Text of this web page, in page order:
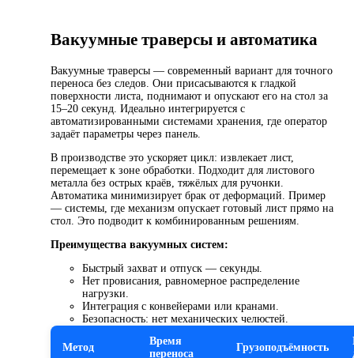
Вакуумные траверсы и автоматика
Вакуумные траверсы — современный вариант для точного
переноса без следов. Они присасываются к гладкой
поверхности листа, поднимают и опускают его на стол за
15–20 секунд. Идеально интегрируется с
автоматизированными системами хранения, где оператор
задаёт параметры через панель.
В производстве это ускоряет цикл: извлекает лист,
перемещает к зоне обработки. Подходит для листового
металла без острых краёв, тяжёлых для ручонки.
Автоматика минимизирует брак от деформаций. Пример
— системы, где механизм опускает готовый лист прямо на
стол. Это подводит к комбинированным решениям.
Преимущества вакуумных систем:
Быстрый захват и отпуск — секунды.
Нет провисания, равномерное распределение
нагрузки.
Интеграция с конвейерами или кранами.
Безопасность: нет механических челюстей.
Метод
Время
переноса
Грузоподъёмность